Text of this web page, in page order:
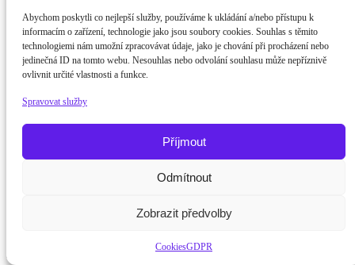
Abychom poskytli co nejlepší služby, používáme k ukládání a/nebo přístupu k
informacím o zařízení, technologie jako jsou soubory cookies. Souhlas s těmito
technologiemi nám umožní zpracovávat údaje, jako je chování při procházení nebo
jedinečná ID na tomto webu. Nesouhlas nebo odvolání souhlasu může nepříznivě
ovlivnit určité vlastnosti a funkce.
Spravovat služby
Příjmout
Odmítnout
Zobrazit předvolby
CookiesGDPR
Odběr novinek popup
E-mail
žák / student
Rodič
Potřebujete poradit?